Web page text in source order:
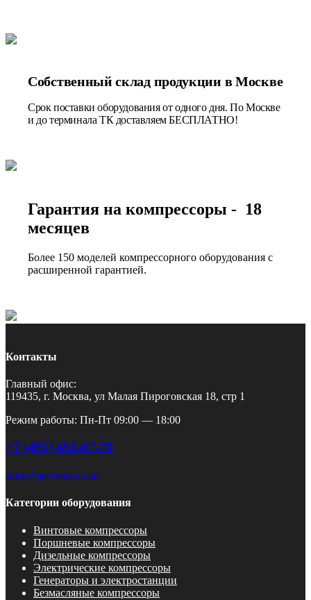
Собственный склад продукции в Москве
Срок поставки оборудования от одного дня. По Москве
и до терминала ТК доставляем БЕСПЛАТНО!
Гарантия на компрессоры - 18
месяцев
Более 150 моделей компрессорного оборудования с
расширенной гарантией.
Контакты
Главный офис:
119435, г. Москва, ул Малая Пироговская 18, стр 1
Режим работы: Пн-Пт 09:00 — 18:00
+7 (495) 492-67-70
zakaz@pnevmotex.com
Категории оборудования
Винтовые компрессоры
Поршневые компрессоры
Дизельные компрессоры
Электрические компрессоры
Генераторы и электростанции
Безмасляные компрессоры